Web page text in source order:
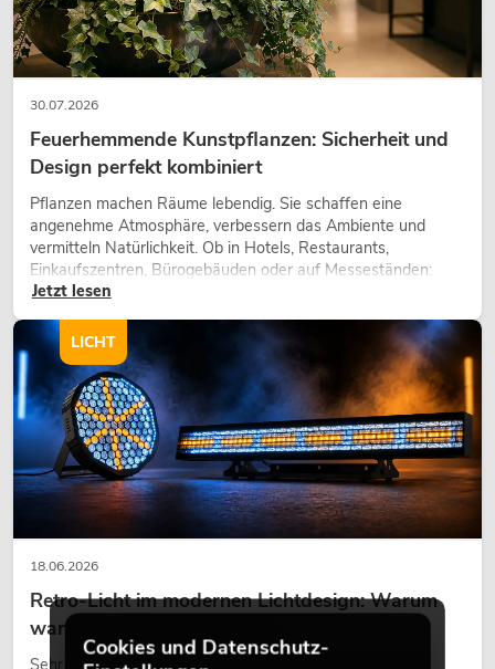
30.07.2026
Feuerhemmende Kunstpflanzen: Sicherheit und
Design perfekt kombiniert
Pflanzen machen Räume lebendig. Sie schaffen eine
angenehme Atmosphäre, verbessern das Ambiente und
vermitteln Natürlichkeit. Ob in Hotels, Restaurants,
Einkaufszentren, Bürogebäuden oder auf Messeständen:
eine hochwertige Begrünung gehört heute längst zum
Jetzt lesen
18.06.2026
Retro-Licht im modernen Lichtdesign: Warum
warmes Licht wieder wirkt
Sehr warmes Licht, sichtbare Leuchtflächen und farbige
LICHT
Cookies und Datenschutz-